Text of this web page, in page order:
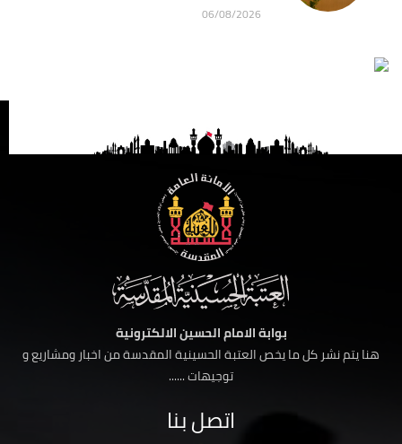
06/08/2026
بوابة الامام الحسين الالكترونية
هنا يتم نشر كل ما يخص العتبة الحسينية المقدسة من اخبار ومشاريع و
توجيهات ......
اتصل بنا